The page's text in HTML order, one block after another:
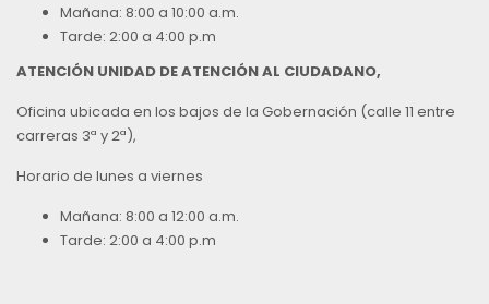
Mañana: 8:00 a 10:00 a.m.
Tarde: 2:00 a 4:00 p.m
ATENCIÓN UNIDAD DE ATENCIÓN AL CIUDADANO,
Oficina ubicada en los bajos de la Gobernación (calle 11 entre
carreras 3ª y 2ª),
Horario de lunes a viernes
Mañana: 8:00 a 12:00 a.m.
Tarde: 2:00 a 4:00 p.m